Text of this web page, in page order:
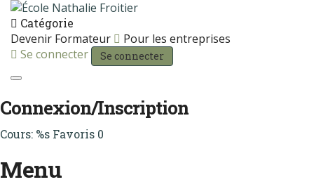
Catégorie
Devenir Formateur
Pour les entreprises
Se connecter
Se connecter
Toggle navigation
Connexion/Inscription
Cours: %s Favoris 0
Menu